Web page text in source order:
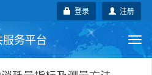
注册
登录
务平台
业标准 地方标准